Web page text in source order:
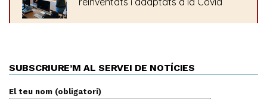
SUBSCRIURE’M AL SERVEI DE NOTÍCIES
El teu nom (obligatori)